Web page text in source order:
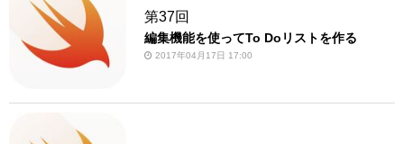
第37回
編集機能を使ってTo Doリストを作る
2017年04月17日 17:00